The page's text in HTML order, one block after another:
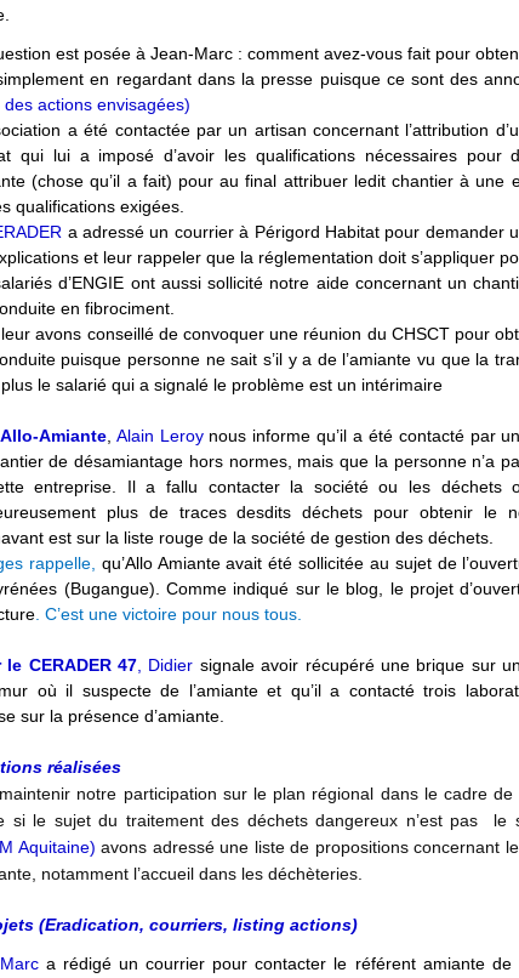
est posée à Jean-Marc : comment avez-vous fait pour
en regardant dans la presse puisque ce sont des
des actions envisagées)
a été contactée par un artisan concernant l’attribution
qui lui a imposé d’avoir les qualifications nécessaires pour
(chose qu’il a fait) pour au final attribuer ledit chantier à une
qualifications exigées.
a adressé un courrier à Périgord Habitat pour demander
et leur rappeler que la réglementation doit s’appliquer
d’ENGIE ont aussi sollicité notre aide concernant un
en fibrociment.
avons conseillé de convoquer une réunion du CHSCT pour
puisque personne ne sait s’il y a de l’amiante vu que la
le salarié qui a signalé le problème est un intérimaire
Amiante, Alain Leroynous informe qu’il a été contacté par
de désamiantage hors normes, mais que la personne n’a
entreprise. Il a fallu contacter la société ou les déchets
plus de traces desdits déchets pour obtenir le
est sur la liste rouge de la société de gestion des déchets.
rappelle, qu’Allo Amiante avait été sollicitée au sujet de
(Bugangue). Comme indiqué sur le blog, le projet
. C’est une victoire pour nous tous.
le CERADER 47 , Didier signale avoir récupéré une brique sur
où il suspecte de l’amiante et qu’il a contacté trois
sur la présence d’amiante.
réalisées
notre participation sur le plan régional dans le cadre de
si le sujet du traitement des déchets dangereux n’est pas le
Aquitaine) avons adressé une liste de propositions concernant
notamment l’accueil dans les déchèteries.
(Eradication, courriers, listing actions)
a rédigé un courrier pour contacter le référent amiante de